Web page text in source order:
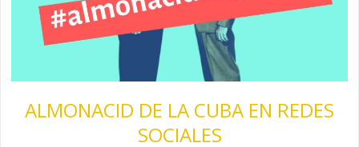
ALMONACID DE LA CUBA EN REDES
SOCIALES